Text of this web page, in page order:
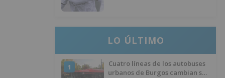
LO ÚLTIMO
1
Cuatro líneas de los autobuses
urbanos de Burgos cambian su